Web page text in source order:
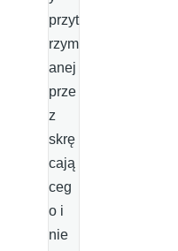
przyt
rzym
anej
prze
z
skrę
cają
ceg
o i
nie